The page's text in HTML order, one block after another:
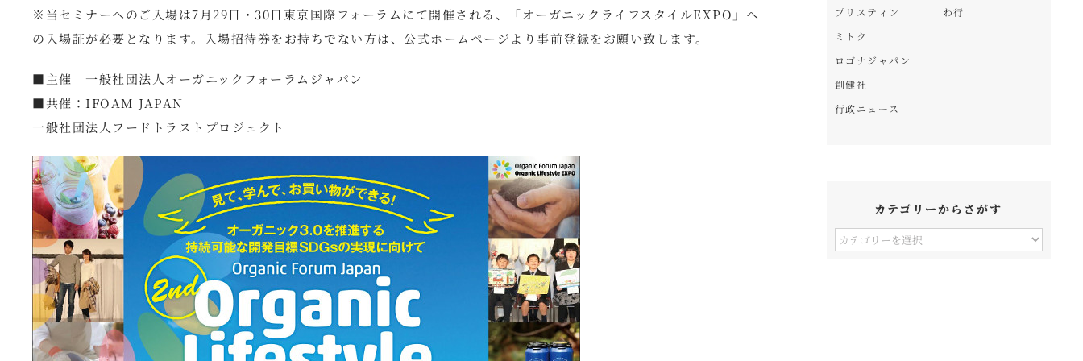
※当セミナーへのご入場は7月29日・30日東京国際フォーラムにて開催される、「オーガニックライフスタイルEXPO」へ
の入場証が必要となります。入場招待券をお持ちでない方は、公式ホームページより事前登録をお願い致します。
■主催 一般社団法人オーガニックフォーラムジャパン
■共催：IFOAM JAPAN
一般社団法人フードトラストプロジェクト
プリスティン
ミトク
ロゴナジャパン
創健社
行政ニュース
わ行
カテゴリーからさがす
カ